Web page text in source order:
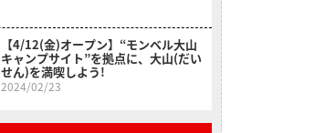
【4/12(金)オープン】“モンベル大山
キャンプサイト”を拠点に、大山(だい
せん)を満喫しよう!
2024/02/23